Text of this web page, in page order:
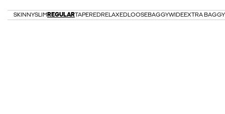
SKINNYSLIM REGULARTAPEREDRELAXEDLOOSEBAGGYWIDEEXTRA BAGGY